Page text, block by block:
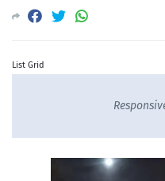
List Grid